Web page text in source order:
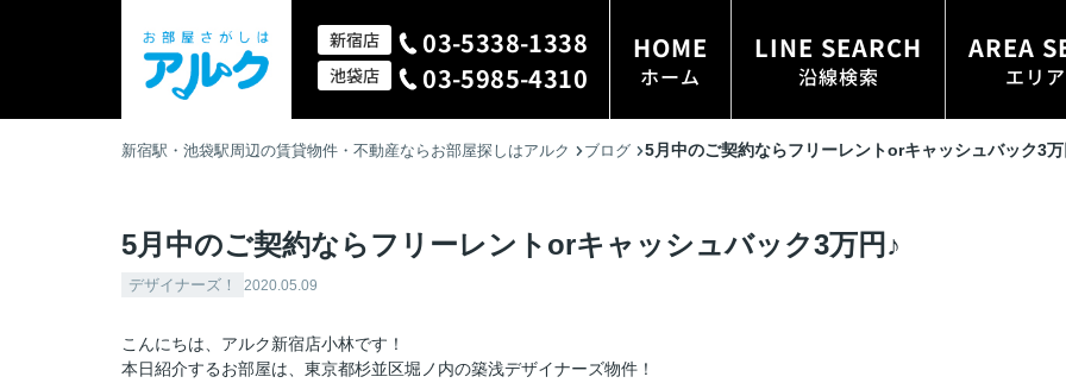
新宿店 03-5338-1338
池袋店 03-5985-4310
HOME
ホーム
LINE SEARCH
沿線検索
AREA
エリ
新宿駅・池袋駅周辺の賃貸物件・不動産ならお部屋探しはアルク ブログ 5月中のご契約ならフリーレントorキャッシュバック3万
5月中のご契約ならフリーレントorキャッシュバック3万円♪
デザイナーズ！ 2020.05.09
こんにちは、アルク新宿店小林です！
本日紹介するお部屋は、東京都杉並区堀ノ内の築浅デザイナーズ物件！